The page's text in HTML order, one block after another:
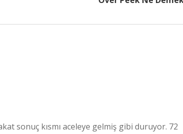
sonuç kısmı aceleye gelmiş gibi duruyor. 72